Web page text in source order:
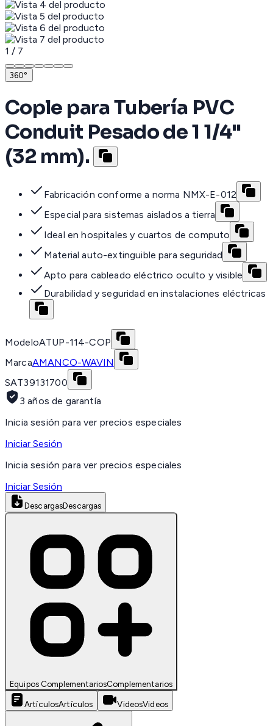
1 / 7
360°
Cople para Tubería PVC
Conduit Pesado de 1 1/4"
(32 mm).
Fabricación conforme a norma NMX-E-012
Especial para sistemas aislados a tierra
Ideal en hospitales y cuartos de computo
Material auto-extinguible para seguridad
Apto para cableado eléctrico oculto y visible
Durabilidad y seguridad en instalaciones eléctricas
ModeloATUP-114-COP
MarcaAMANCO-WAVIN
SAT39131700
3 años de garantía
Inicia sesión para ver precios especiales
Iniciar Sesión
Inicia sesión para ver precios especiales
Iniciar Sesión
DescargasDescargas
Equipos ComplementariosComplementarios
ArtículosArtículos VideosVideos